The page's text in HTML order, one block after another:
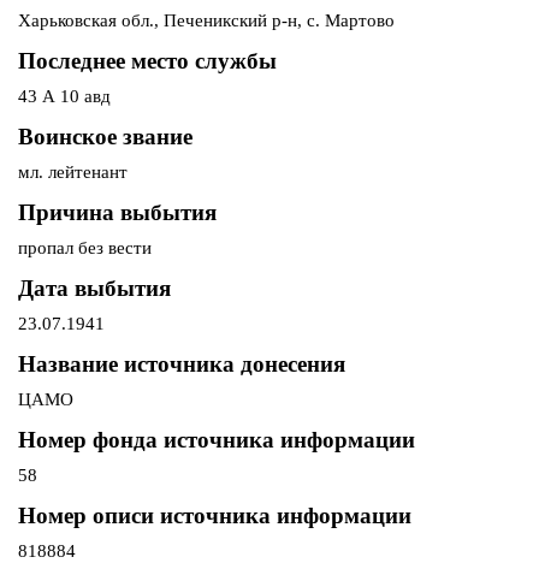
Харьковская обл., Печеникский р-н, с. Мартово
Последнее место службы
43 А 10 авд
Воинское звание
мл. лейтенант
Причина выбытия
пропал без вести
Дата выбытия
23.07.1941
Название источника донесения
ЦАМО
Номер фонда источника информации
58
Номер описи источника информации
818884